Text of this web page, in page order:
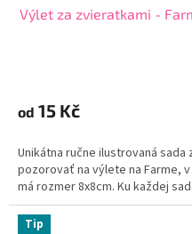
Výlet za zvieratkami -
od 15 Kč
Unikátna ručne ilustrovaná
pozorovať na výlete na Farme,
má rozmer 8x8cm. Ku každej
Tip